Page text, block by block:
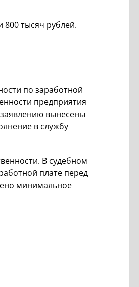
тысяч рублей.
по заработной
предприятия
вынесены
в службу
В судебном
плате перед
минимальное